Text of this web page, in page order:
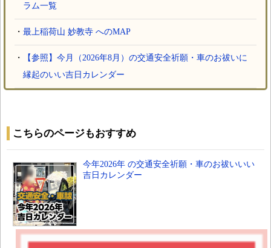
ラム一覧
・ 最上稲荷山 妙教寺 へのMAP
・
【参照】今月（2026年8月）の交通安全祈願・車のお祓いに
縁起のいい吉日カレンダー
こちらのページもおすすめ
今年2026年 の交通安全祈願・車のお祓いいい
吉日カレンダー